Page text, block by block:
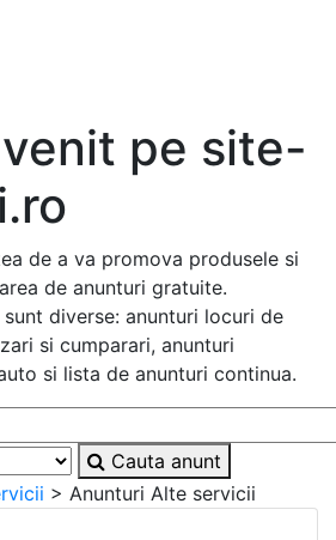
pe site-
de a va promova produsele si
de anunturi gratuite.
diverse: anunturi locuri de
si cumparari, anunturi
si lista de anunturi continua.
Cauta anunt
> Anunturi Alte servicii